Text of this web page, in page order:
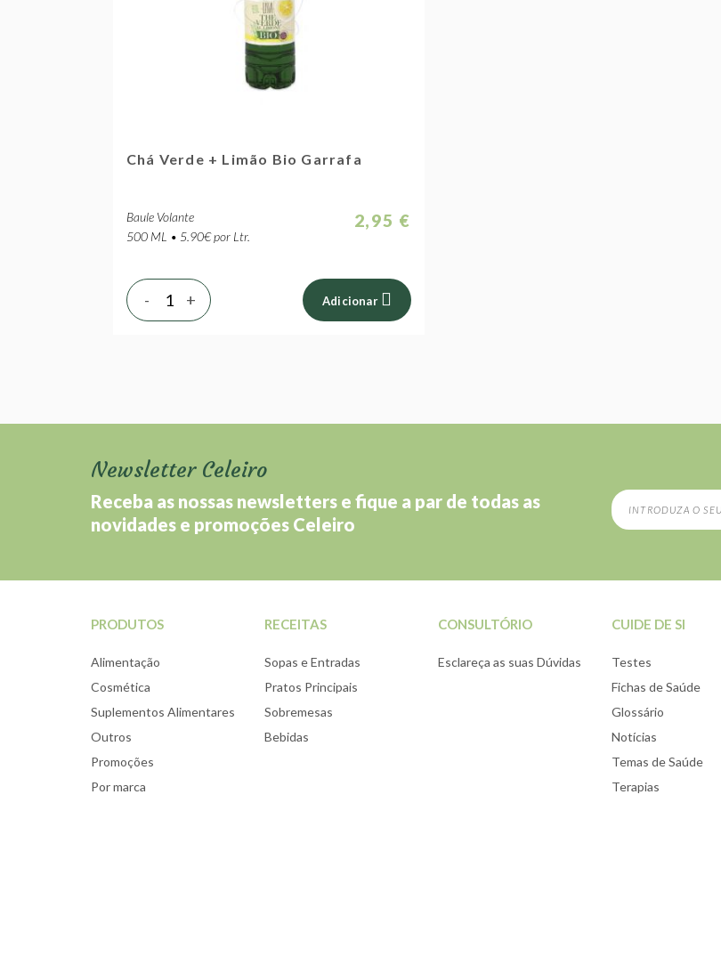
Chá Verde + Limão Bio Garrafa
Baule Volante
500 ML • 5.90€ por Ltr.
2,95 €
+
- Adicionar
Newsletter Celeiro
Receba as nossas newsletters e fique a par de todas as
novidades e promoções Celeiro
PRODUTOS
Alimentação
Cosmética
Suplementos Alimentares
Outros
Promoções
Por marca
RECEITAS
Sopas e Entradas
Pratos Principais
Sobremesas
Bebidas
CONSULTÓRIO
Esclareça as suas Dúvidas
CUIDE DE SI
Testes
Fichas de Saúde
Glossário
Notícias
Temas de Saúde
Terapias